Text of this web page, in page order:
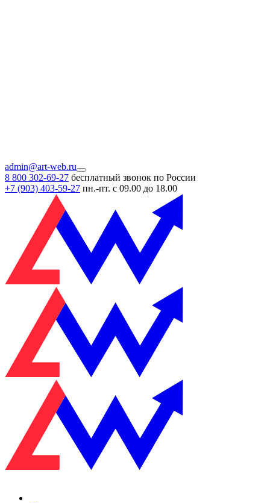
admin@art-web.ru
8 800 302-69-27 бесплатный звонок по России
+7 (903) 403-59-27 пн.-пт. с 09.00 до 18.00